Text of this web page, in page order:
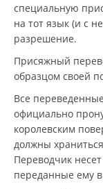
специальную
на тот язык (и с
разрешение.
Присяжный
образцом своей
Все
официально
королевским
должны
Переводчик
переданные ему